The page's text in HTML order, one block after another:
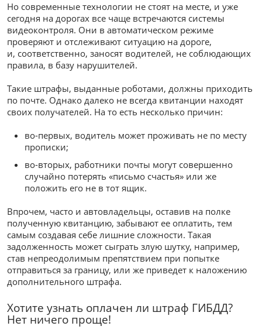
Но современные технологии не стоят на месте, и уже
сегодня на дорогах все чаще встречаются системы
видеоконтроля. Они в автоматическом режиме
проверяют и отслеживают ситуацию на дороге,
и, соответственно, заносят водителей, не соблюдающих
правила, в базу нарушителей.
Такие штрафы, выданные роботами, должны приходить
по почте. Однако далеко не всегда квитанции находят
своих получателей. На то есть несколько причин:
во-первых, водитель может проживать не по месту
прописки;
во-вторых, работники почты могут совершенно
случайно потерять «письмо счастья» или же
положить его не в тот ящик.
Впрочем, часто и автовладельцы, оставив на полке
полученную квитанцию, забывают ее оплатить, тем
самым создавая себе лишние сложности. Такая
задолженность может сыграть злую шутку, например,
став непреодолимым препятствием при попытке
отправиться за границу, или же приведет к наложению
дополнительного штрафа.
Хотите узнать оплачен ли штраф ГИБДД?
Нет ничего проще!